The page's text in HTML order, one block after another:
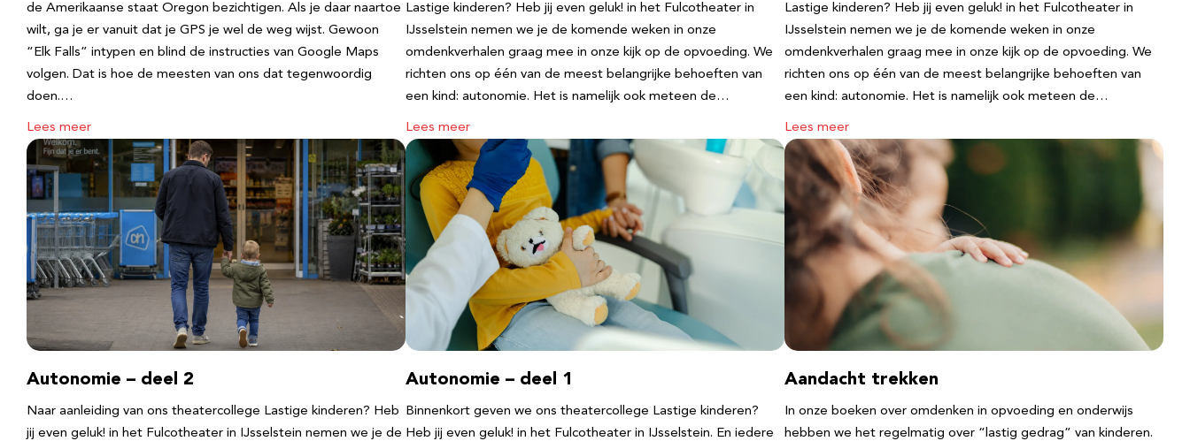
de Amerikaanse staat Oregon bezichtigen. Als je daar naartoe
wilt, ga je er vanuit dat je GPS je wel de weg wijst. Gewoon
“Elk Falls” intypen en blind de instructies van Google Maps
volgen. Dat is hoe de meesten van ons dat tegenwoordig
doen.…
Lees meer
Lastige kinderen? Heb jij even geluk! in het Fulcotheater in
IJsselstein nemen we je de komende weken in onze
omdenkverhalen graag mee in onze kijk op de opvoeding. We
richten ons op één van de meest belangrijke behoeften van
een kind: autonomie. Het is namelijk ook meteen de…
Lees meer
Lastige kinderen? Heb jij even geluk! in het Fulcotheater in
IJsselstein nemen we je de komende weken in onze
omdenkverhalen graag mee in onze kijk op de opvoeding. We
richten ons op één van de meest belangrijke behoeften van
een kind: autonomie. Het is namelijk ook meteen de…
Lees meer
Autonomie – deel 2
Naar aanleiding van ons theatercollege Lastige kinderen? Heb
jij even geluk! in het Fulcotheater in IJsselstein nemen we je de
Autonomie – deel 1
Binnenkort geven we ons theatercollege Lastige kinderen?
Heb jij even geluk! in het Fulcotheater in IJsselstein. En iedere
Aandacht trekken
In onze boeken over omdenken in opvoeding en onderwijs
hebben we het regelmatig over “lastig gedrag” van kinderen.